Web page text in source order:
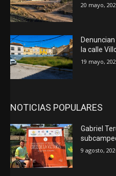
20 mayo,
la calle
19 mayo,
NOTICIAS POPULARES
Gabriel
9 agosto,